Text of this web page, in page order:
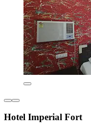
Hotel Imperial Fort